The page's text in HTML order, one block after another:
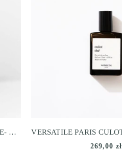
VERSATILE PARIS CROISSANT CAFE- EXTRAIT DE PARFUM
269,00 zł